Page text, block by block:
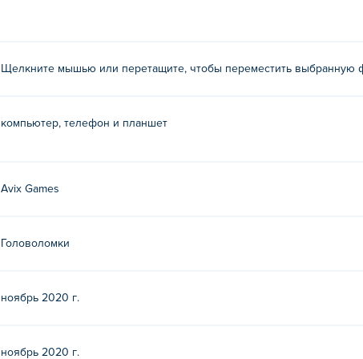
Щелкните мышью или перетащите, чтобы переместить выбранную
компьютер, телефон и планшет
Avix Games
Головоломки
ноябрь 2020 г.
ноябрь 2020 г.